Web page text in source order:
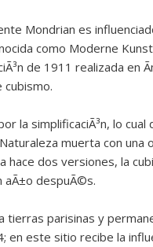
Mondrian es
como Moderne
de 1911 realizada en
cubismo.
la simplificaciÃ³n, lo cual
muerta con una
hace dos versiones, la
aÃ±o despuÃ©s.
tierras parisinas y
en este sitio recibe la